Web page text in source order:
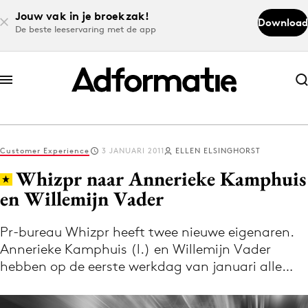
Jouw vak in je broekzak!
De beste leeservaring met de app
Download
Abonneer nu
Abonneer nu
Log in
Volg het laatste nieuws via de Adformatie
Nieuws app
Customer Experience 3 JANUARI 2011 ELLEN ELSINGHORST
Whizpr naar Annerieke Kamphuis
en Willemijn Vader
Pr-bureau Whizpr heeft twee nieuwe eigenaren.
Annerieke Kamphuis (l.) en Willemijn Vader
hebben op de eerste werkdag van januari alle…